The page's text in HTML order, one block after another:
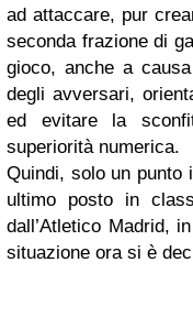
ad attaccare, pur
seconda frazione di
gioco, anche a
degli avversari,
ed evitare la
superiorità numerica.
Quindi, solo un punto
ultimo posto in
dall’Atletico Madrid,
situazione ora si è